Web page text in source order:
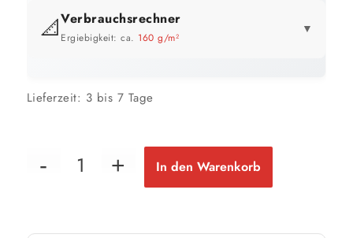
📐Verbrauchsrechner
Ergiebigkeit: ca. 160 g/m²
▼
1 Anstrich
bis ca.78 m²
2 Anstriche
Lieferzeit: 3 bis 7 Tage
In den Warenkorb